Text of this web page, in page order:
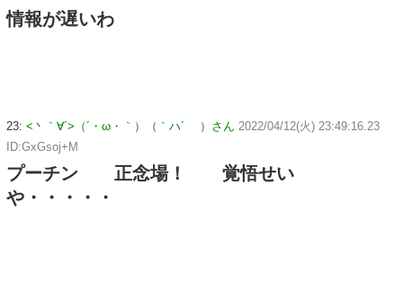
情報が遅いわ
23: <丶｀∀´>（´・ω・｀）（｀ハ´ ）さん 2022/04/12(火) 23:49:16.23
ID:GxGsoj+M
プーチン 正念場！ 覚悟せい
や・・・・・